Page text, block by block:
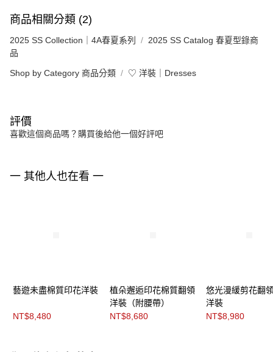
商品相關分類 (2)
2025 SS Collection｜4A春夏系列
2025 SS Catalog 春夏型錄商
品
Shop by Category 商品分類 ♡ 洋裝｜Dresses
評價
喜歡這個商品嗎？購買後給他一個好評吧
一 其他人也在看 一
藝遊未盡棉質印花洋裝
NT$8,480
植朵邂逅印花棉質翻領
洋裝（附腰帶）
NT$8,680
悠光漫緩剪花翻
洋裝
NT$8,980